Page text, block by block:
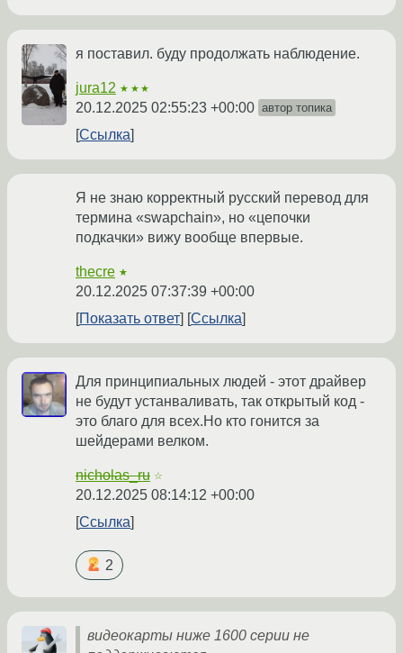
я поставил. буду продолжать наблюдение.
jura12 ★★★
20.12.2025 02:55:23 +00:00 автор топика
Ссылка
Я не знаю корректный русский перевод для
термина «swapchain», но «цепочки
подкачки» вижу вообще впервые.
thecre ★
20.12.2025 07:37:39 +00:00
Показать ответ
Ссылка
Для принципиальных людей - этот драйвер
не будут устанваливать, так открытый код -
это благо для всех.Но кто гонится за
шейдерами велком.
nicholas_ru ☆
20.12.2025 08:14:12 +00:00
Ссылка
2
видеокарты ниже 1600 серии не